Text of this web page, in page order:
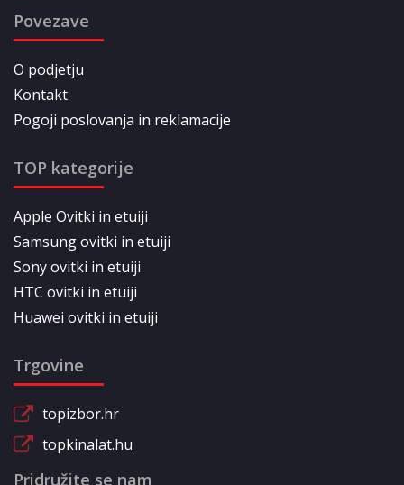
Povezave
O podjetju
Kontakt
Pogoji poslovanja in reklamacije
TOP kategorije
Apple Ovitki in etuiji
Samsung ovitki in etuiji
Sony ovitki in etuiji
HTC ovitki in etuiji
Huawei ovitki in etuiji
Trgovine
topizbor.hr
topkinalat.hu
Pridružite se nam